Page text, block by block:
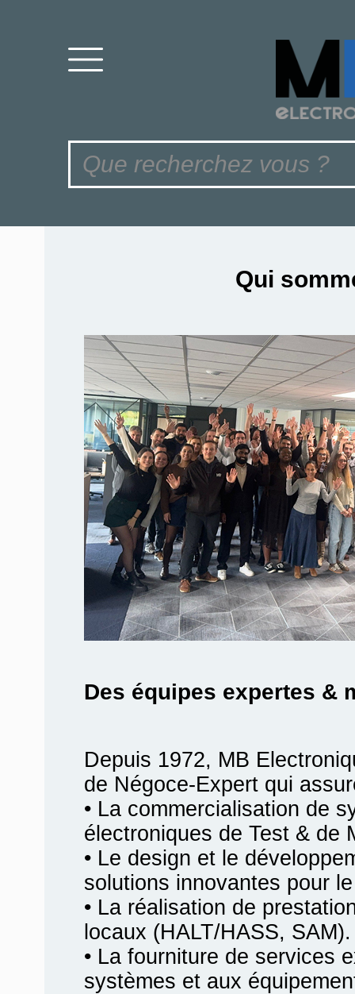
Qui
Des équipes expertes &
Depuis 1972, MB
de Négoce-Expert qui
• La commercialisation de
électroniques de Test & de
• Le design et le
solutions innovantes pour
• La réalisation de
locaux (HALT/HASS, SAM).
• La fourniture de services
systèmes et aux